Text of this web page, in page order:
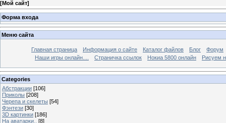
[Мой сайт]
Форма входа
Меню сайта
Главная страница Информация о сайте Каталог файлов Блог
Форум
Наши игры онлайн....
Страничка ссылок Нокиа 5800 онлайн Рисуем
Categories
Абстракции [106]
Приколы [208]
Черепа и скелеты [54]
Фэнтези [30]
3D картинки [186]
На аватарки..
[8]